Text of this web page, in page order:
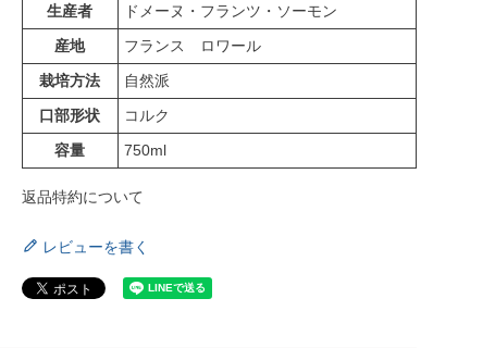
生産者
ドメーヌ・フランツ・ソーモン
産地
フランス ロワール
栽培方法
自然派
口部形状
コルク
容量
750ml
返品特約について
レビューを書く